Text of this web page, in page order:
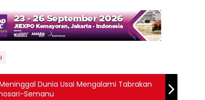
Dunia Usai Mengalami Tabrakan
Semanu